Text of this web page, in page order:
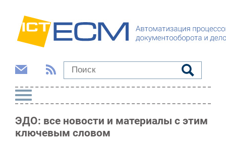
ЭДО: все новости и материалы с этим
ключевым словом